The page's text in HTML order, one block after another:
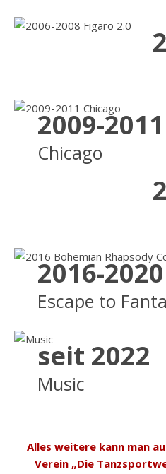
2009-2011
Chicago
2016-2020
Escape to
seit 2022
Music
Alles weitere kann man
Verein „Die